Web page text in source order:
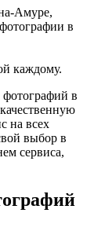
Амуре,
в
каждому.
в
на всех
выбор в
сервиса,